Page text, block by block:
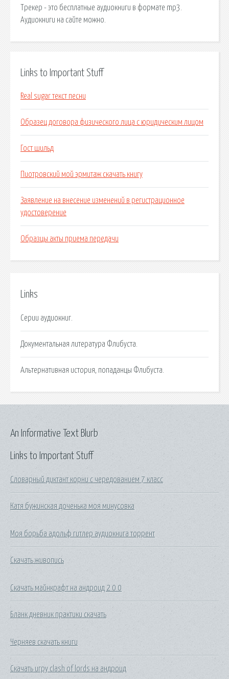
Трекер - это бесплатные аудиокниги в формате mp3.
Аудиокниги на сайте можно.
Links to Important Stuff
Real sugar текст песни
Образец договора физического лица с юридическим лицом
Гост шильд
Пиотровский мой эрмитаж скачать книгу
Заявление на внесение изменений в регистрационное
удостоверение
Образцы акты приема передачи
Links
Серии аудиокниг.
Документальная литература Флибуста.
Альтернативная история, попаданцы Флибуста.
Links to Important Stuff
Словарный диктант корни с чередованием 7 класс
Катя бужинская доченька моя минусовка
Моя борьба адольф гитлер аудиокнига торрент
Скачать живопись
Скачать майнкрафт на андроид 2 0 0
Бланк дневник практики скачать
Черняев скачать книги
Скачать игру clash of lords на андроид
An Informative Text Blurb